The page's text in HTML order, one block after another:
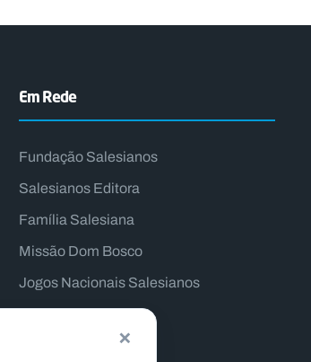
Em Rede
Fundação Salesianos
Salesianos Editora
Família Salesiana
Missão Dom Bosco
Jogos Nacionais Salesianos
×